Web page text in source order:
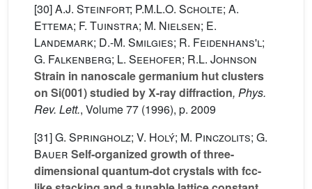
[30]A.J. Steinfort; P.M.L.O. Scholte; A.
Ettema; F. Tuinstra; M. Nielsen; E.
Landemark; D.-M. Smilgies; R. Feidenhans'l;
G. Falkenberg; L. Seehofer; R.L. Johnson
Strain in nanoscale germanium hut clusters
on Si(001) studied by X-ray diffraction, Phys.
Rev. Lett., Volume 77 (1996), p. 2009
[31]G. Springholz; V. Holý; M. Pinczolits; G.
Bauer Self-organized growth of three-
dimensional quantum-dot crystals with fcc-